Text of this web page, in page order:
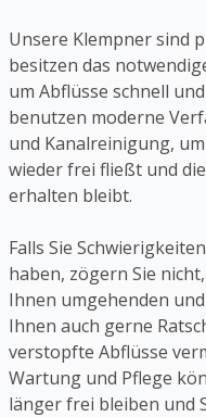
Unsere Klempner sind
besitzen das
um Abflüsse schnell
benutzen moderne
und Kanalreinigung,
wieder frei fließt und
erhalten bleibt.
Falls Sie
haben, zögern Sie
Ihnen umgehenden
Ihnen auch gerne
verstopfte Abflüsse
Wartung und Pflege
länger frei bleiben und